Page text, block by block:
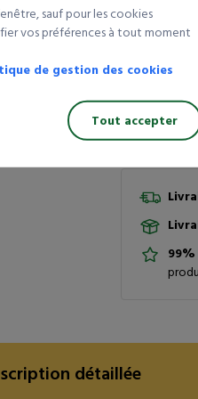
Quantité
catalogue
détaillée
sauf pour les cookies
vos préférences à tout moment
de gestion des cookies
Tout accepter